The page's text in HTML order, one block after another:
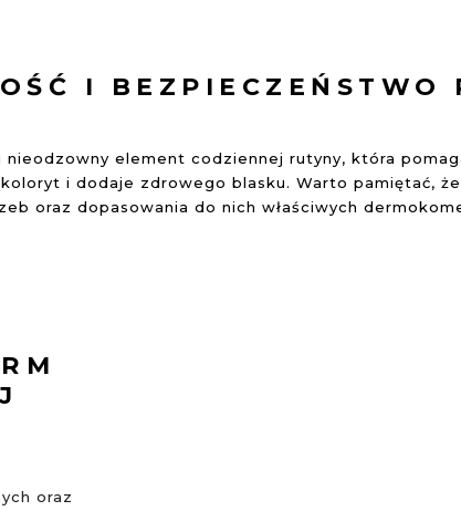
I BEZPIECZEŃSTWO
element codziennej rutyny, która
i dodaje zdrowego blasku. Warto pamiętać,
oraz dopasowania do nich właściwych
oraz